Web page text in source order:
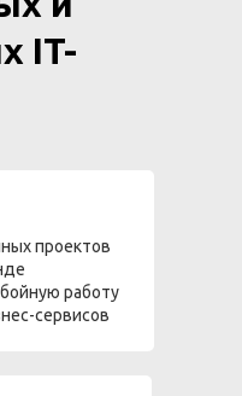
IT-
проектов
работу
сервисов